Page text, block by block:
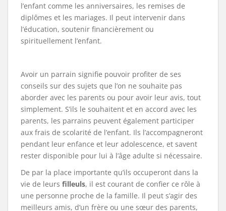
l’enfant comme les anniversaires, les remises de
diplômes et les mariages. Il peut intervenir dans
l’éducation, soutenir financièrement ou
spirituellement l’enfant.
Avoir un parrain signifie pouvoir profiter de ses
conseils sur des sujets que l’on ne souhaite pas
aborder avec les parents ou pour avoir leur avis, tout
simplement. S’ils le souhaitent et en accord avec les
parents, les parrains peuvent également participer
aux frais de scolarité de l’enfant. Ils l’accompagneront
pendant leur enfance et leur adolescence, et savent
rester disponible pour lui à l’âge adulte si nécessaire.
De par la place importante qu’ils occuperont dans la
vie de leurs filleuls, il est courant de confier ce rôle à
une personne proche de la famille. Il peut s’agir des
meilleurs amis, d’un frère ou une sœur des parents,